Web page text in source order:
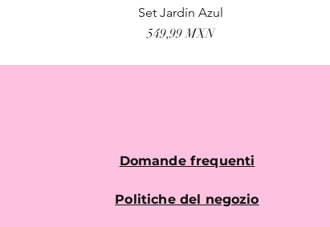
Vista rapida
Set Jardín Azul
Prezzo
549,99 MXN
Domande frequenti
Politiche del negozio